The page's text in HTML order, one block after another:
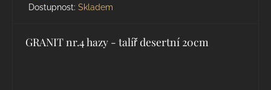
Dostupnost: Skladem
GRANIT nr.4 hazy - talíř desertní 20cm